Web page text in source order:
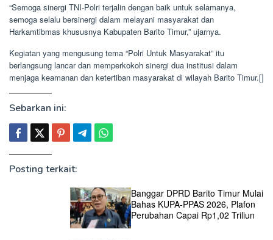
“Semoga sinergi TNI-Polri terjalin dengan baik untuk selamanya,
semoga selalu bersinergi dalam melayani masyarakat dan
Harkamtibmas khususnya Kabupaten Barito Timur,” ujarnya.
Kegiatan yang mengusung tema “Polri Untuk Masyarakat” itu
berlangsung lancar dan memperkokoh sinergi dua institusi dalam
menjaga keamanan dan ketertiban masyarakat di wilayah Barito Timur.[]
Sebarkan ini:
Posting terkait:
Banggar DPRD Barito Timur Mulai
Bahas KUPA-PPAS 2026, Plafon
Perubahan Capai Rp1,02 Triliun